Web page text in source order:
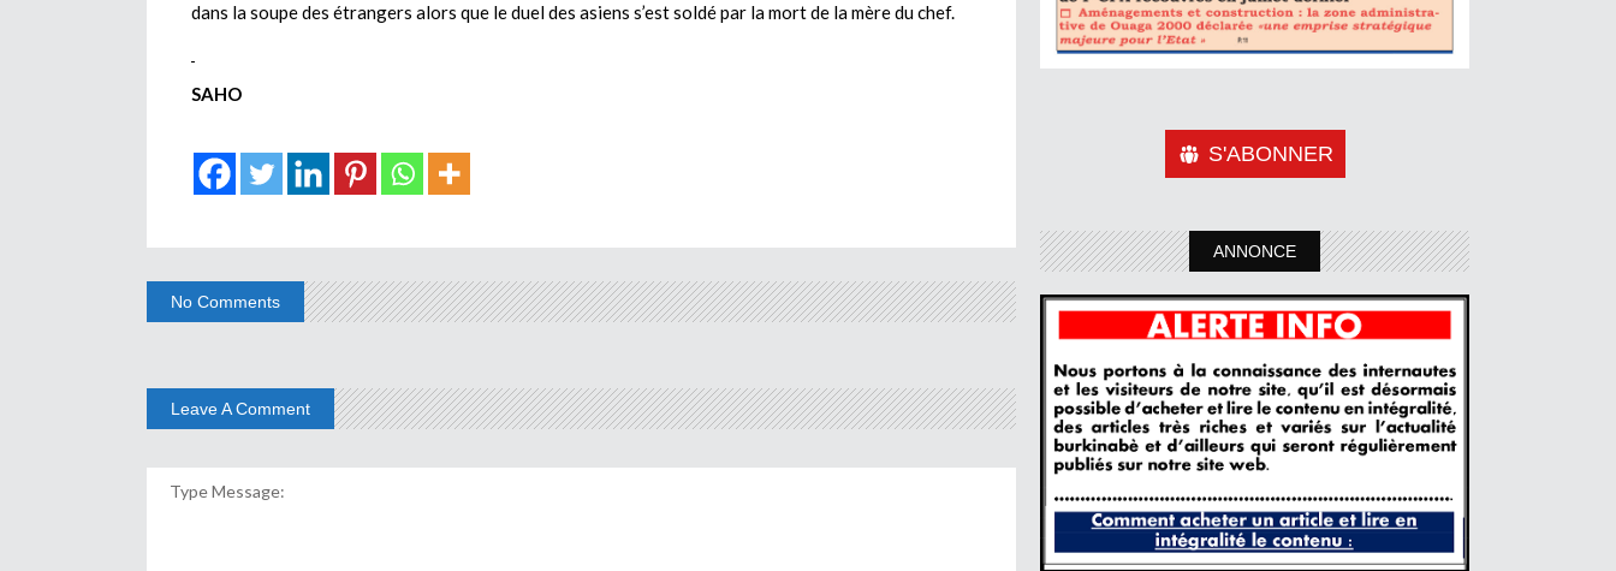
dans la soupe des étrangers alors que le duel des asiens s’est soldé par la mort de la mère du chef.
SAHO
No Comments
Leave A Comment
S'ABONNER
ANNONCE